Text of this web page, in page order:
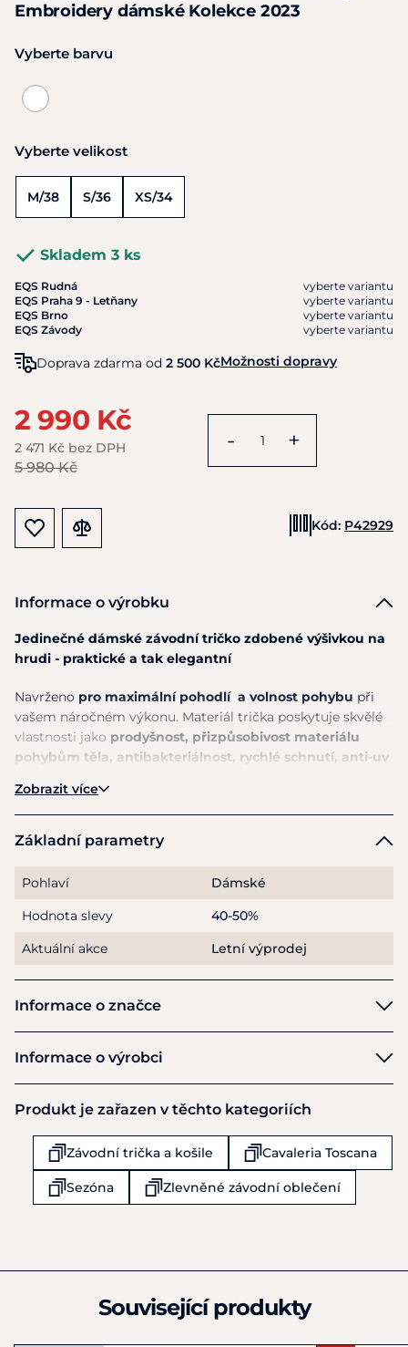
Embroidery dámské Kolekce 2023
Vyberte barvu
Vyberte velikost
M/38 S/36 XS/34
Skladem 3 ks
EQS Rudná
vyberte variantu
EQS Praha 9 - Letňany
vyberte variantu
EQS Brno
vyberte variantu
EQS Závody
vyberte variantu
Doprava zdarma od 2 500 KčMožnosti dopravy
2 990 Kč
2 471 Kč bez DPH
5 980 Kč
- +
Kód: P42929
Informace o výrobku
Jedinečné dámské závodní tričko zdobené výšivkou na
hrudi - praktické a tak elegantní
Navrženo pro maximální pohodlí a volnost pohybu při
vašem náročném výkonu. Materiál trička poskytuje skvělé
vlastnosti jako prodyšnost, přizpůsobivost materiálu
pohybům těla, antibakteriálnost, rychlé schnutí, anti-uv
Jemný vyšívaný ženský vzor decentně zdobí přední část
tričkaa ve stejné barvě zdobí stojatý límeček
bavlna, 23% polyamid, 2% elastan.
Pokyny k péči: Perte naruby na max 30 stupňů Celsia na
110 stupňů bez páry.
Zobrazit více
Základní parametry
Pohlaví
Dámské
Hodnota slevy
40-50%
Aktuální akce
Letní výprodej
Informace o značce
Cavalleria Toscana
Informace o výrobci
Cavalleria Toscana SpA
Via Celio Bottai 11
Monsummano Terme
IT51015
Produkt je zařazen v těchto kategoriích
Závodní trička a košile Cavaleria Toscana
Sezóna Zlevněné závodní oblečení
Související produkty